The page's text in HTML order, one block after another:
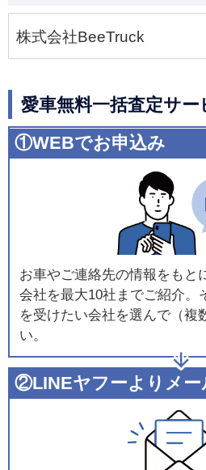
株式会社BeeTruck
愛車無料一括査定サ
①WEBでお申込み
お車やご連絡先の情報をもと
会社を最大10社までご紹介。
を受けたい会社を選んで（複
い。
②LINEヤフーよりメー